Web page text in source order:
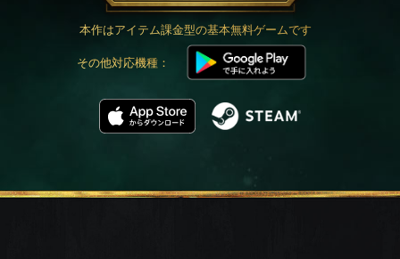
本作はアイテム課金型の基本無料ゲームです
その他対応機種：